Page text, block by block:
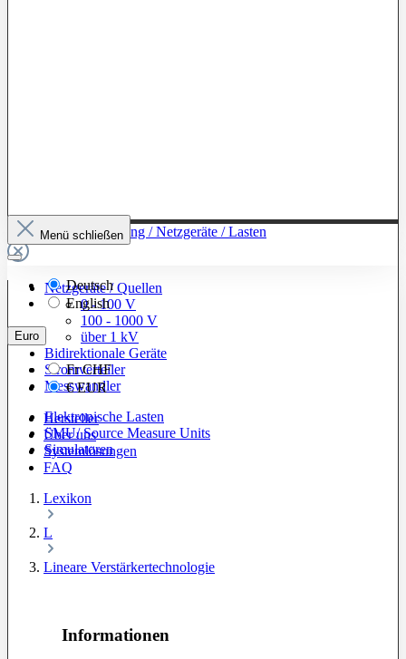
Zur Kategorie: Leistung / Netzgeräte / Lasten
Netzgeräte / Quellen
0 - 100 V
100 - 1000 V
über 1 kV
Bidirektionale Geräte
Stromverteiler
Messwandler
Elektronische Lasten
SMU/ Source Measure Units
Simulatoren
Menü schließen
Deutsch
English
Euro
FrCHF
€EUR
Hersteller
Über uns
Systemlösungen
FAQ
Lexikon
L
Lineare Verstärkertechnologie
Informationen